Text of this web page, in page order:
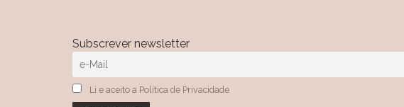
Subscrever newsletter
Li e aceito a Política de Privacidade